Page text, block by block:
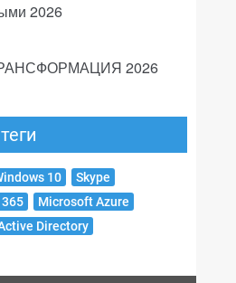
2026
2026
10
Skype
Microsoft Azure
Directory